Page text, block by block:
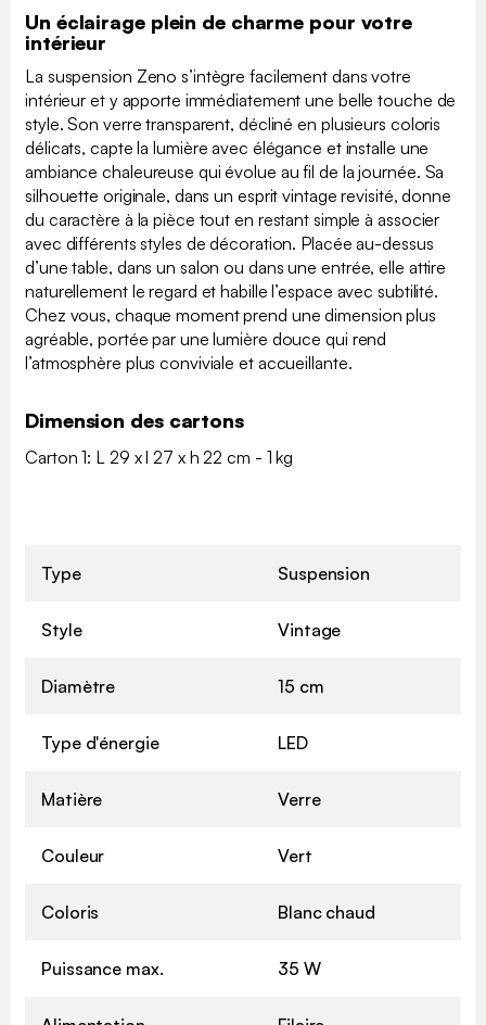
Un éclairage plein de charme pour votre
intérieur
La suspension Zeno s’intègre facilement dans votre
intérieur et y apporte immédiatement une belle touche de
style. Son verre transparent, décliné en plusieurs coloris
délicats, capte la lumière avec élégance et installe une
ambiance chaleureuse qui évolue au fil de la journée. Sa
silhouette originale, dans un esprit vintage revisité, donne
du caractère à la pièce tout en restant simple à associer
avec différents styles de décoration. Placée au-dessus
d’une table, dans un salon ou dans une entrée, elle attire
naturellement le regard et habille l’espace avec subtilité.
Chez vous, chaque moment prend une dimension plus
agréable, portée par une lumière douce qui rend
l’atmosphère plus conviviale et accueillante.
Dimension des cartons
Carton 1: L 29 x l 27 x h 22 cm - 1 kg
Type Suspension
Style Vintage
Diamètre 15 cm
Type d'énergie LED
Matière Verre
Couleur Vert
Coloris Blanc chaud
Puissance max. 35 W